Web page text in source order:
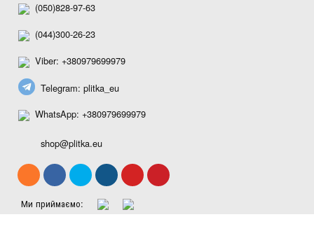
(050)828-97-63
(044)300-26-23
Viber: +380979699979
Telegram: plitka_eu
WhatsApp: +380979699979
shop@plitka.eu
Ми приймаємо: